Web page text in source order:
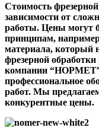
Стоимость
зависимости от
работы. Цены могут
принципам,
материала, который
фрезерной
компании
профессиональное
работ. Мы
конкурентные цены.